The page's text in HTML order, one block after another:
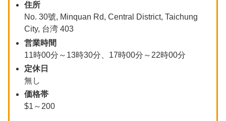
住所
No. 30號, Minquan Rd, Central District, Taichung
City, 台湾 403
営業時間
11時00分～13時30分、17時00分～22時00分
定休日
無し
価格帯
$1～200